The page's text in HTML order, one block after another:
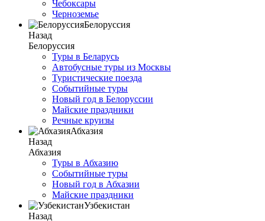
Чебоксары
Черноземье
Белоруссия
Назад
Белоруссия
Туры в Беларусь
Автобусные туры из Москвы
Туристические поезда
Событийные туры
Новый год в Белоруссии
Майские праздники
Речные круизы
Абхазия
Назад
Абхазия
Туры в Абхазию
Событийные туры
Новый год в Абхазии
Майские праздники
Узбекистан
Назад